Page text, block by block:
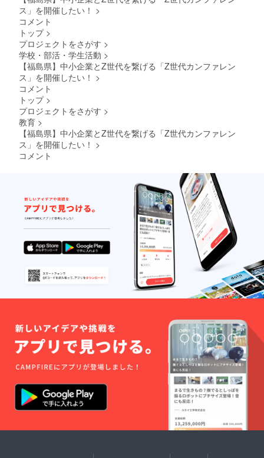
様との
しま
す。
ス」を開催したい！ >
コメント
トップ >
プロジェクトをさがす >
学校・部活・学生活動 >
【福島県】中小企業とZ世代を繋げる「Z世代カンファレン
ス」を開催したい！ >
コメント
トップ >
プロジェクトをさがす >
教育 >
【福島県】中小企業とZ世代を繋げる「Z世代カンファレン
ス」を開催したい！ >
コメント